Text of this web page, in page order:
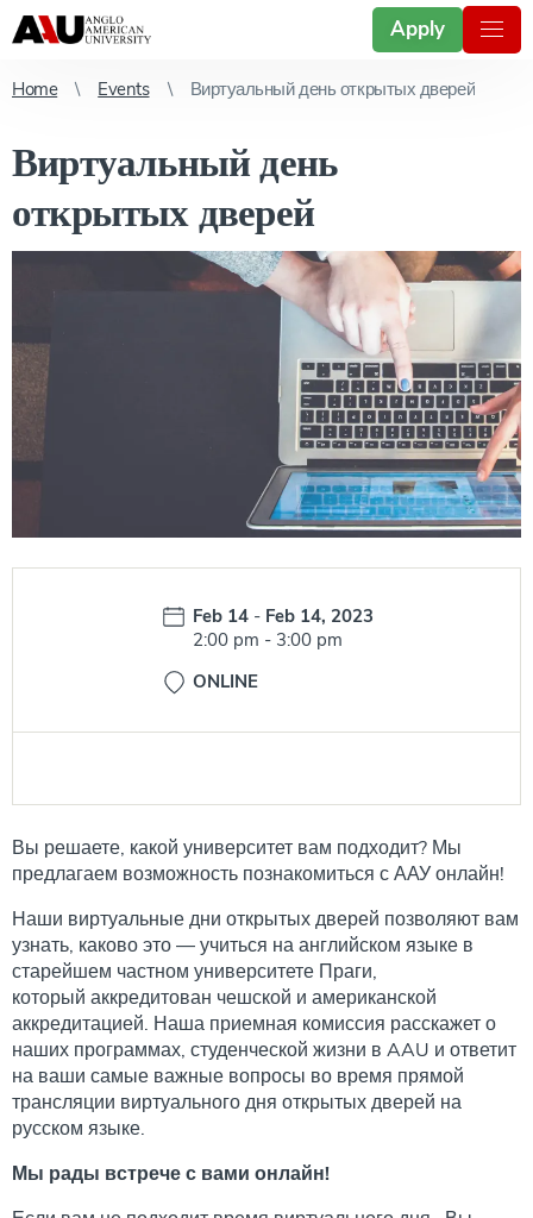
Apply
Home Events Виртуальный день открытых дверей
Виртуальный день
открытых дверей
Date:
Feb 14 -Feb 14, 2023
Time:
2:00 pm -3:00 pm
ONLINE
Вы решаете, какой университет вам подходит? Мы
предлагаем возможность познакомиться с ААУ онлайн!
Наши виртуальные дни открытых дверей позволяют вам
узнать, каково это — учиться на английском языке в
старейшем частном университете Праги,
который аккредитован чешской и американской
аккредитацией. Наша приемная комиссия расскажет о
наших программах, студенческой жизни в AAU и ответит
на ваши самые важные вопросы во время прямой
трансляции виртуального дня открытых дверей на
русском языке.
Мы рады встрече с вами онлайн!